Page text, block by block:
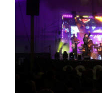
TURISMO
CONTACTO